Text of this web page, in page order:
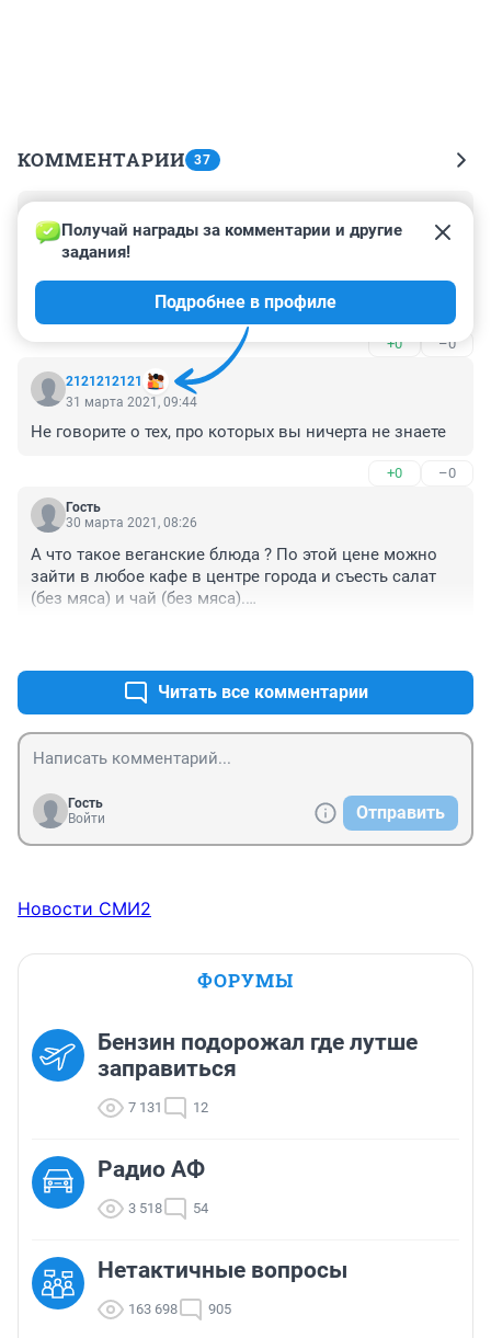
КОММЕНТАРИИ 37
31 марта 2021, 10:23
Очень здорово, что открыли такое заведение!
Действительно, была большая проблема найти еду
для вегетарианцев. Вкусную еду. С удовольствием
покупаем у них. Удачи, ребята!
+0 –0
2121212121
Получай награды за комментарии и другие
задания!
Подробнее в профиле
31 марта 2021, 09:44
Не говорите о тех, про которых вы ничерта не знаете
+0 –0
Гость
30 марта 2021, 08:26
А что такое веганские блюда ? По этой цене можно
зайти в любое кафе в центре города и съесть салат
(без мяса) и чай (без мяса).
Читать все комментарии
Гость
Войти
Отправить
Новости СМИ2
ФОРУМЫ
Бензин подорожал где лутше
заправиться
7 131 12
Радио АФ
3 518 54
Нетактичные вопросы
163 698 905